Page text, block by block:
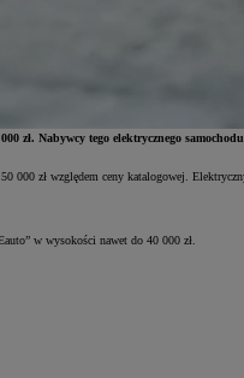
zł. Nabywcy tego elektrycznego
zł względem ceny katalogowej.
w wysokości nawet do 40 000 zł.